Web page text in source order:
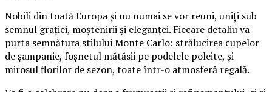
Nobili din toată Europa și nu numai se vor reuni, uniți sub
semnul grației, moștenirii și eleganței. Fiecare detaliu va
purta semnătura stilului Monte Carlo: strălucirea cupelor
de șampanie, foșnetul mătăsii pe podelele poleite, și
mirosul florilor de sezon, toate într-o atmosferă regală.